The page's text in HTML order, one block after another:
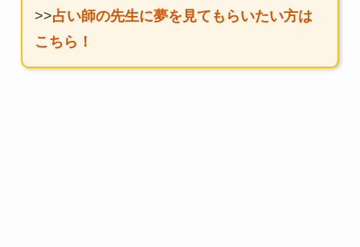
>>占い師の先生に夢を見てもらいたい方は
こちら！